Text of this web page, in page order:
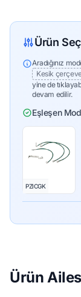
Ürün
Aradığınız
Kesik
yine de
devam edilir.
Eşleşen
PZICGK
Ürün